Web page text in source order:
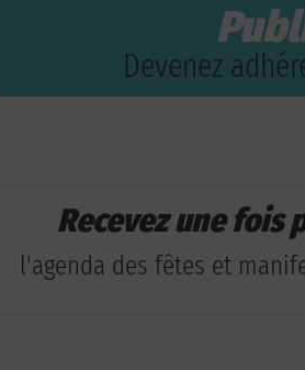
Devenez
Recevez une fois
l'agenda des fêtes et